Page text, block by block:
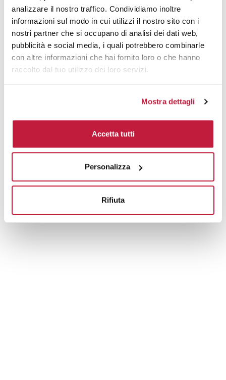
analizzare il nostro traffico. Condividiamo inoltre
informazioni sul modo in cui utilizzi il nostro sito con i
nostri partner che si occupano di analisi dei dati web,
pubblicità e social media, i quali potrebbero combinarle
con altre informazioni che hai fornito loro o che hanno
raccolto dal tuo utilizzo dei loro servizi.
Mostra dettagli
Accetta tutti
Personalizza
Rifiuta
Domande e risposte
Prodotti alternativi